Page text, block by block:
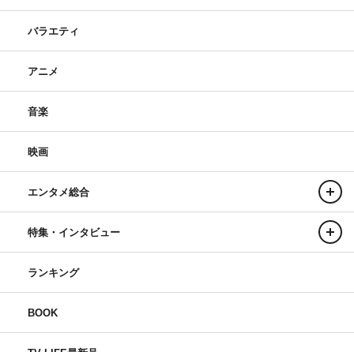
バラエティ
アニメ
音楽
映画
エンタメ総合
特集・インタビュー
ランキング
BOOK